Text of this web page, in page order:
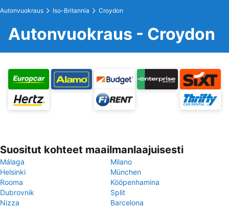
Autonvuokraus Iso-Britannia Croydon
Autonvuokraus - Croydon
Suositut kohteet maailmanlaajuisesti
Málaga
Milano
Helsinki
München
Rooma
Kööpenhamina
Dubrovnik
Split
Nizza
Barcelona